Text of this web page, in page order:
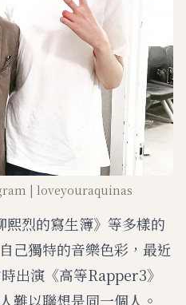
| loveyouraquinas
烈的寫生簿》等多樣的
己獨特的音樂色彩，最近
出演《高等Rapper3》
難以聯想是同一個人。